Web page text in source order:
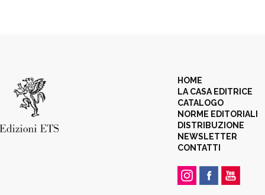
HOME
LA CASA EDITRICE
CATALOGO
NORME EDITORIALI
DISTRIBUZIONE
NEWSLETTER
CONTATTI